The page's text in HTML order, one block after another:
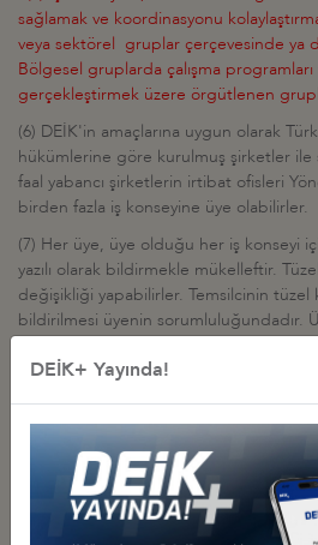
sağlamak ve koordinasyonu
veya sektörel gruplar çerçevesinde ya
Bölgesel gruplarda çalışma
gerçekleştirmek üzere örgütlenen
(6) DEİK'in amaçlarına uygun olarak
hükümlerine göre kurulmuş şirketler
faal yabancı şirketlerin irtibat ofisleri
birden fazla iş konseyine üye olabilirler.
(7) Her üye, üye olduğu her iş konseyi
yazılı olarak bildirmekle mükelleftir.
değişikliği yapabilirler. Temsilcinin
bildirilmesi üyenin sorumluluğundadır.
(8) İş konseyi faaliyet alanı ile ilgili
tarafından iş konseyi yürütme kurulu
(9) Üyenin DEİK üyeliğinin sona
temsilcinin DEİK organlarındaki
(10) Üyeler, yıllık olarak belirlenen iş
İki yıl veya daha fazla süreyle
DEİK+ Yayında!